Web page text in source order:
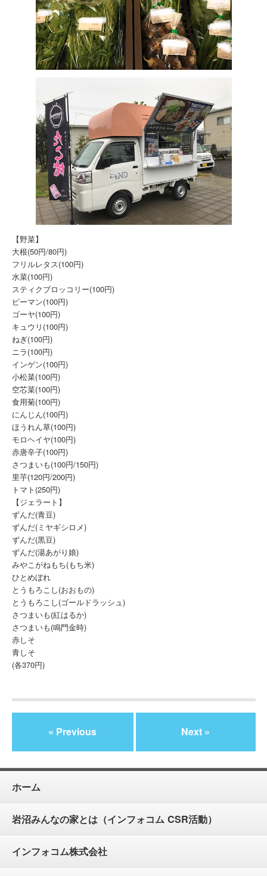
【野菜】
大根(50円/80円)
フリルレタス(100円)
水菜(100円)
スティクブロッコリー(100円)
ピーマン(100円)
ゴーヤ(100円)
キュウリ(100円)
ねぎ(100円)
ニラ(100円)
インゲン(100円)
小松菜(100円)
空芯菜(100円)
食用菊(100円)
にんじん(100円)
ほうれん草(100円)
モロヘイヤ(100円)
赤唐辛子(100円)
さつまいも(100円/150円)
里芋(120円/200円)
トマト(250円)
【ジェラート】
ずんだ(青豆)
ずんだ(ミヤギシロメ)
ずんだ(黒豆)
ずんだ(湯あがり娘)
みやこがねもち(もち米)
ひとめぼれ
とうもろこし(おおもの)
とうもろこし(ゴールドラッシュ)
さつまいも(紅はるか)
さつまいも(鳴門金時)
赤しそ
青しそ
(各370円)
« Previous Next »
ホーム
岩沼みんなの家とは（インフォコム CSR活動）
インフォコム株式会社